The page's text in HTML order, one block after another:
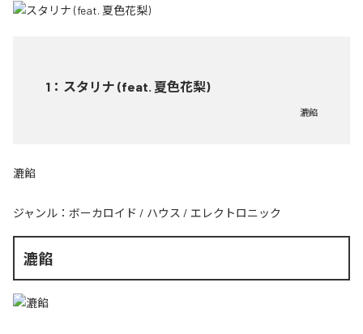
1 ： スタリナ (feat. 夏色花梨)
漉餡
漉餡
ジャンル： ボーカロイド / ハウス / エレクトロニック
漉餡